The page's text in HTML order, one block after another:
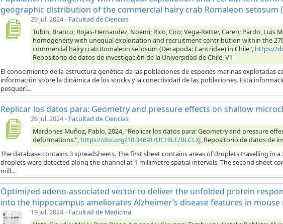
geographic distribution of the commercial hairy crab Romaleon setosum
29 jul. 2024- Facultad de Ciencias
Tubin, Branco; Rojas-Hernandez, Noemi; Rico, Ciro; Vega-Retter, Caren; Pardo, Luis
homogeneity with unequal exploitation and recruitment contribution within the
commercial hairy crab Romaleon setosum (Decapoda: Cancridae) in Chile", https://
Repositorio de datos de investigación de la Universidad de Chile, V1
El conocimiento de la estructura genética de las poblaciones de especies marinas explotadas
información sobre la dinámica de los stocks y la conectividad de las poblaciones. Esta
pesquerí...
Replicar los datos para: Geometry and pressure effects on shallow
26 jul. 2024- Facultad de Ciencias
Mardones Muñoz, Pablo, 2024, "Replicar los datos para: Geometry and pressure
deformations.", https://doi.org/10.34691/UCHILE/BLCLXJ, Repositorio de datos de
The database contains 3 spreadsheets. The first sheet contains areas of droplets travelling in
droplets were detected along the channel at 1 millimetre spatial intervals. The second sheet
mill...
Optimized adeno-associated vector to deliver the unfolded protein
into the hippocampus ameliorates Alzheimer’s disease features in mouse
19 jul. 2024- Facultad de Medicina